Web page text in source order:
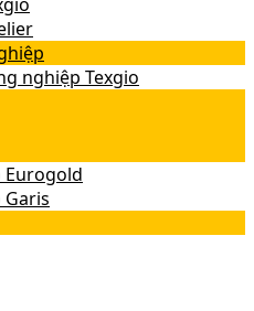
nghiệp Texgio
Eurogold